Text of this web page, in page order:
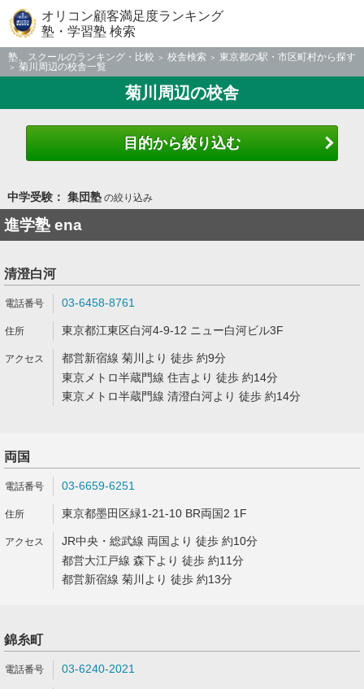
オリコン顧客満足度ランキング
塾・学習塾 検索
塾、スクールのランキング・比較 校舎検索
東京都の駅・市区町村から探す
菊川周辺の校舎一覧
菊川周辺の校舎
目的から絞り込む
中学受験： 集団塾の絞り込み
進学塾 ena
清澄白河
03-6458-8761
東京都江東区白河4-9-12 ニュー白河ビル3F
都営新宿線 菊川より 徒歩 約9分
東京メトロ半蔵門線 住吉より 徒歩 約14分
東京メトロ半蔵門線 清澄白河より 徒歩 約14分
両国
03-6659-6251
東京都墨田区緑1-21-10 BR両国2 1F
JR中央・総武線 両国より 徒歩 約10分
都営大江戸線 森下より 徒歩 約11分
都営新宿線 菊川より 徒歩 約13分
錦糸町
03-6240-2021